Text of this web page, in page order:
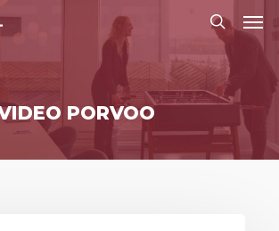
search
Menu
PORVOO
Menu